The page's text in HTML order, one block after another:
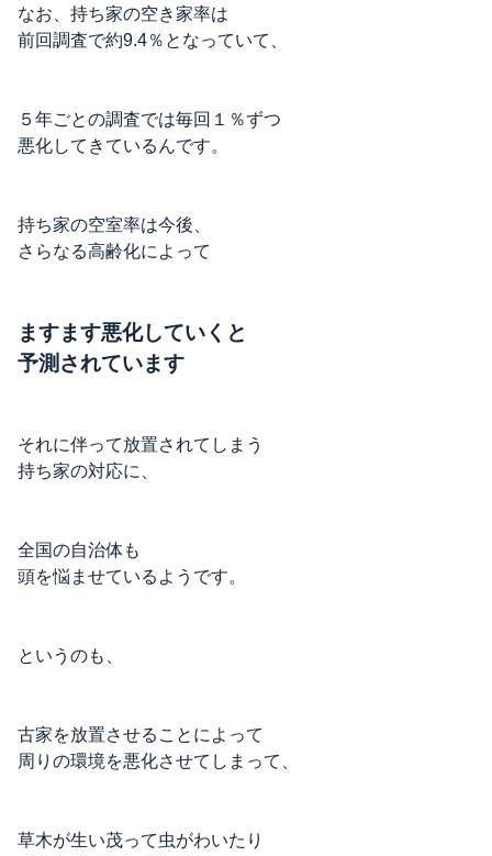
なお、持ち家の空き家率は
前回調査で約9.4％となっていて、
５年ごとの調査では毎回１％ずつ
悪化してきているんです。
持ち家の空室率は今後、
さらなる高齢化によって
ますます悪化していくと
予測されています
それに伴って放置されてしまう
持ち家の対応に、
全国の自治体も
頭を悩ませているようです。
というのも、
古家を放置させることによって
周りの環境を悪化させてしまって、
草木が生い茂って虫がわいたり